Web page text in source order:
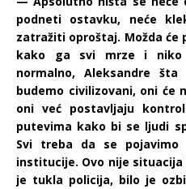
podneti ostavku, neće
zatražiti oproštaj. Možda će
kako ga svi mrze i
normalno, Aleksandre
budemo civilizovani, oni će
oni već postavljaju
putevima kako bi se ljudi
Svi treba da se
institucije. Ovo nije situacija
je tukla policija, bilo je